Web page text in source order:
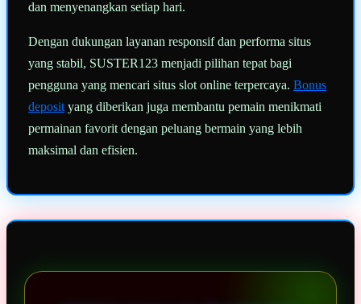
dan menyenangkan setiap hari.
Dengan dukungan layanan responsif dan performa situs
yang stabil, SUSTER123 menjadi pilihan tepat bagi
pengguna yang mencari situs slot online terpercaya. Bonus
deposit yang diberikan juga membantu pemain menikmati
permainan favorit dengan peluang bermain yang lebih
maksimal dan efisien.